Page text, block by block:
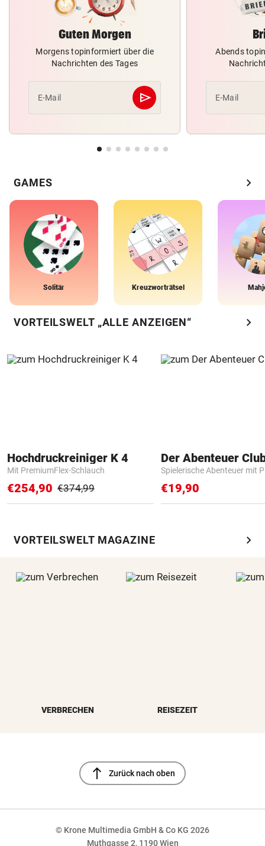
Guten Morgen
Morgens topinformiert über die
Nachrichten des Tages
E-Mail send
Abschicken
Abends
E-Mail
GAMES chevron_right
Solitär Kreuzworträtsel
VORTEILSWELT „ALLE ANZEIGEN“ chevron_right
Hochdruckreiniger K 4
Mit PremiumFlex-Schlauch
€254,90 €374,99
Der Abenteuer
Spielerische Abenteuer mit
€19,90
VORTEILSWELT MAGAZINE chevron_right
VERBRECHEN REISEZEIT
north Zurück nach oben
© Krone Multimedia GmbH & Co KG 2026
Muthgasse 2, 1190 Wien